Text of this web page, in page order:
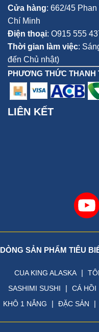
Cửa hàng: 662/45
Chí Minh
Điện thoại: O915 555
Thời gian làm việc:
đến Chủ nhật)
PHƯƠNG THỨC THANH
LIÊN KẾT
DÒNG SẢN PHẨM TIÊU
CUA KING ALASKA |
SASHIMI SUSHI | CÁ HỒI
KHÔ 1 NẮNG | ĐẶC SẢN |